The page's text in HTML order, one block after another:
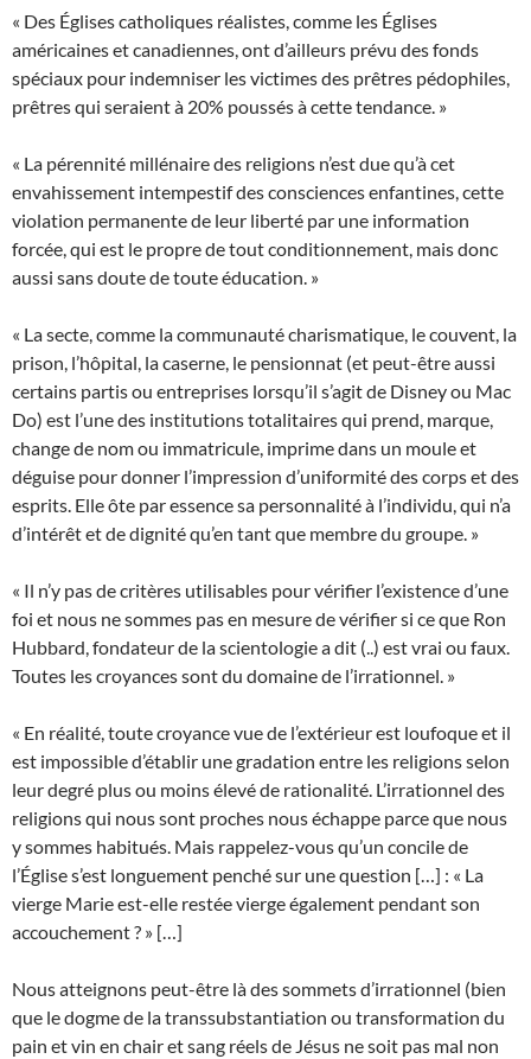
« Des Églises catholiques réalistes, comme les Églises
américaines et canadiennes, ont d’ailleurs prévu des fonds
spéciaux pour indemniser les victimes des prêtres pédophiles,
prêtres qui seraient à 20% poussés à cette tendance. »
« La pérennité millénaire des religions n’est due qu’à cet
envahissement intempestif des consciences enfantines, cette
violation permanente de leur liberté par une information
forcée, qui est le propre de tout conditionnement, mais donc
aussi sans doute de toute éducation. »
« La secte, comme la communauté charismatique, le couvent, la
prison, l’hôpital, la caserne, le pensionnat (et peut-être aussi
certains partis ou entreprises lorsqu’il s’agit de Disney ou Mac
Do) est l’une des institutions totalitaires qui prend, marque,
change de nom ou immatricule, imprime dans un moule et
déguise pour donner l’impression d’uniformité des corps et des
esprits. Elle ôte par essence sa personnalité à l’individu, qui n’a
d’intérêt et de dignité qu’en tant que membre du groupe. »
« Il n’y pas de critères utilisables pour vérifier l’existence d’une
foi et nous ne sommes pas en mesure de vérifier si ce que Ron
Hubbard, fondateur de la scientologie a dit (..) est vrai ou faux.
Toutes les croyances sont du domaine de l’irrationnel. »
« En réalité, toute croyance vue de l’extérieur est loufoque et il
est impossible d’établir une gradation entre les religions selon
leur degré plus ou moins élevé de rationalité. L’irrationnel des
religions qui nous sont proches nous échappe parce que nous
y sommes habitués. Mais rappelez-vous qu’un concile de
l’Église s’est longuement penché sur une question […] : « La
vierge Marie est-elle restée vierge également pendant son
accouchement ? » […]
Nous atteignons peut-être là des sommets d’irrationnel (bien
que le dogme de la transsubstantiation ou transformation du
pain et vin en chair et sang réels de Jésus ne soit pas mal non